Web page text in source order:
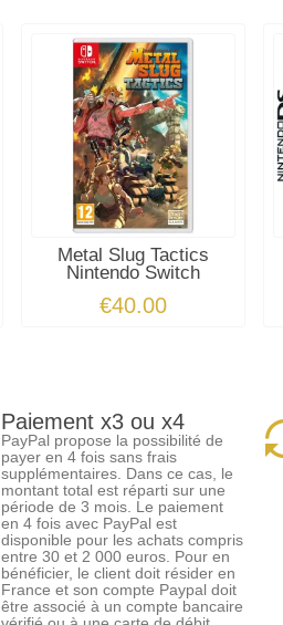
Metal Slug Tactics
Nintendo Switch
€40.00
Paiement x3 ou x4
PayPal propose la possibilité de
payer en 4 fois sans frais
supplémentaires. Dans ce cas, le
montant total est réparti sur une
période de 3 mois. Le paiement
en 4 fois avec PayPal est
disponible pour les achats compris
entre 30 et 2 000 euros. Pour en
bénéficier, le client doit résider en
France et son compte Paypal doit
être associé à un compte bancaire